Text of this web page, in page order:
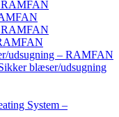
udsugning – RAMFAN
blæser/udsugning
System –